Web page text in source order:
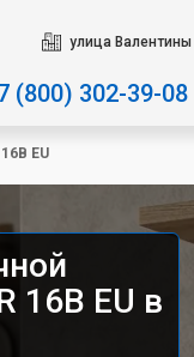
улица
(800) 302-39-08
EU
16B EU в